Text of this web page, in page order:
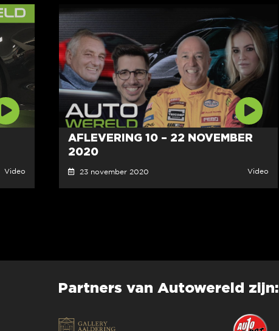
Video
AFLEVERING 10 – 22 NOVEMBER
2020
23 november 2020 Video
Partners van Autowereld zijn: